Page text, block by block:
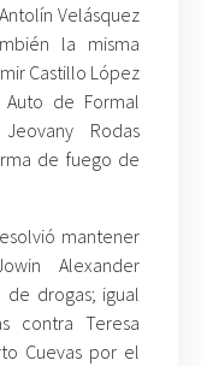
Velásquez
la misma
Castillo López
de Formal
Rodas
de fuego de
mantener
Alexander
drogas; igual
contra Teresa
Cuevas por el